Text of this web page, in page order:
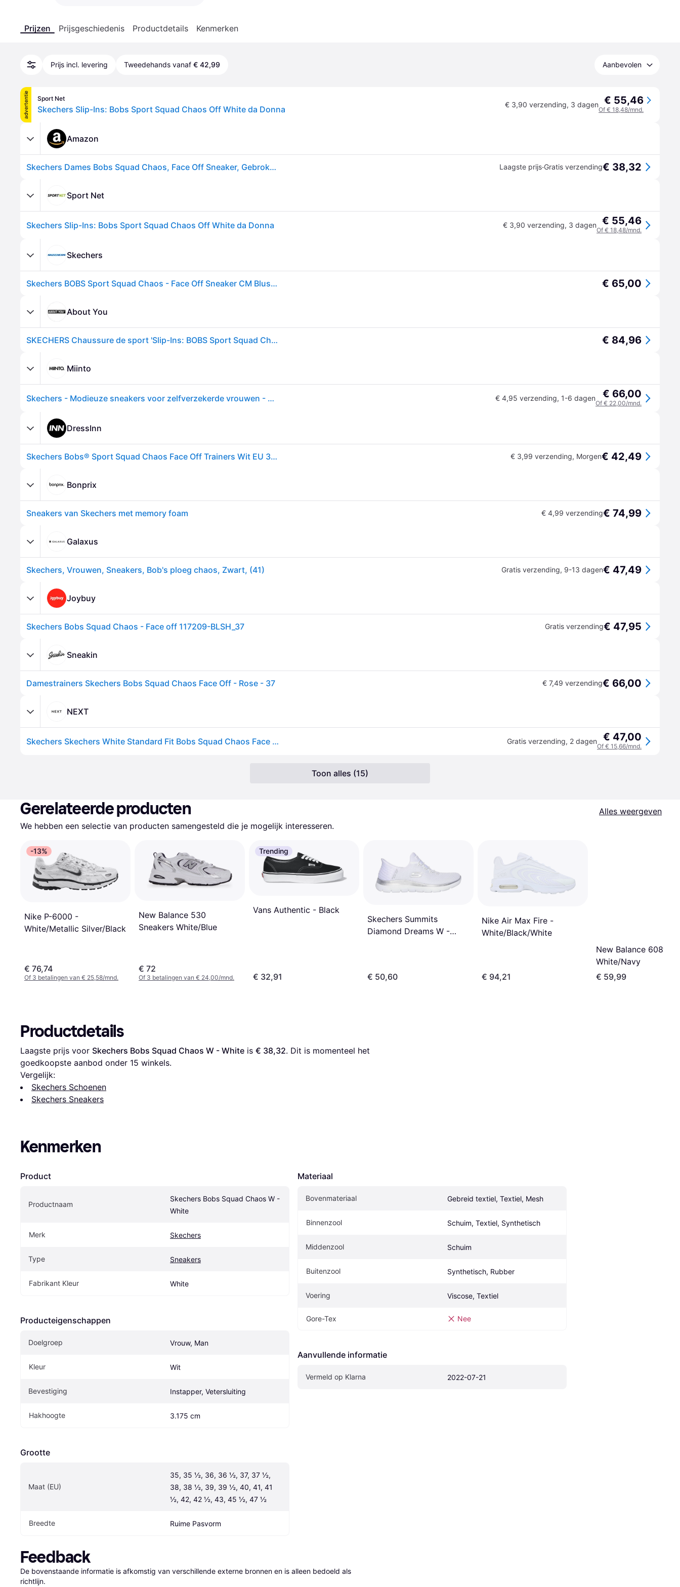
Prijzen Prijsgeschiedenis Productdetails Kenmerken
Prijs incl. levering Tweedehands vanaf € 42,99 Aanbevolen
advertentie Sport Net
Skechers Slip-Ins: Bobs Sport Squad Chaos Off White da Donna € 3,90 verzending, 3 dagen € 55,46
Of € 18,48/mnd.
Amazon
Skechers Dames Bobs Squad Chaos, Face Off Sneaker, Gebroken Wit, 40.5 EU Laagste prijs·Gratis verzending€ 38,32
Sport Net
Skechers Slip-Ins: Bobs Sport Squad Chaos Off White da Donna € 3,90 verzending, 3 dagen € 55,46
Of € 18,48/mnd.
Skechers
Skechers BOBS Sport Squad Chaos - Face Off Sneaker CM Blush Roze, Maat 41, Vegan € 65,00
About You
SKECHERS Chaussure de sport 'Slip-Ins: BOBS Sport Squad Chaos - Current Muse' blanc € 84,96
Miinto
Skechers - Modieuze sneakers voor zelfverzekerde vrouwen - Dames - Schoenen - Zwart - Maat: 37 EU € 4,95 verzending, 1-6 dagen € 66,00
Of € 22,00/mnd.
DressInn
Skechers Bobs® Sport Squad Chaos Face Off Trainers Wit EU 37 Vrouw € 3,99 verzending, Morgen€ 42,49
Bonprix
Sneakers van Skechers met memory foam € 4,99 verzending€ 74,99
Galaxus
Skechers, Vrouwen, Sneakers, Bob's ploeg chaos, Zwart, (41) Gratis verzending, 9-13 dagen€ 47,49
Joybuy
Skechers Bobs Squad Chaos - Face off 117209-BLSH_37 Gratis verzending€ 47,95
Sneakin
Damestrainers Skechers Bobs Squad Chaos Face Off - Rose - 37 € 7,49 verzending€ 66,00
NEXT
Skechers Skechers White Standard Fit Bobs Squad Chaos Face Off Trainers Gratis verzending, 2 dagen € 47,00
Of € 15,66/mnd.
Toon alles (15)
Gerelateerde producten
Alles weergeven
We hebben een selectie van producten samengesteld die je mogelijk interesseren.
-13%
Nike P-6000 -
White/Metallic Silver/Black
€ 76,74
Of 3 betalingen van € 25,58/mnd.
New Balance 530
Sneakers White/Blue
€ 72
Of 3 betalingen van € 24,00/mnd.
Trending
Vans Authentic - Black
€ 32,91
Skechers Summits
Diamond Dreams W -
€ 50,60
Nike Air Max Fire -
White/Black/White
€ 94,21
New Balance 608v5 -
White/Navy
€ 59,99
Productdetails
Laagste prijs voor Skechers Bobs Squad Chaos W - White is € 38,32. Dit is momenteel het
goedkoopste aanbod onder 15 winkels.
Vergelijk:
Skechers Schoenen
Skechers Sneakers
Kenmerken
Product
Productnaam
Skechers Bobs Squad Chaos W -
White
Merk Skechers
Type Sneakers
Fabrikant Kleur White
Producteigenschappen
Doelgroep Vrouw, Man
Kleur Wit
Bevestiging Instapper, Vetersluiting
Hakhoogte 3.175 cm
Grootte
Maat (EU)
35, 35 ½, 36, 36 ½, 37, 37 ½,
38, 38 ½, 39, 39 ½, 40, 41, 41
½, 42, 42 ½, 43, 45 ½, 47 ½
Breedte Ruime Pasvorm
Materiaal
Bovenmateriaal Gebreid textiel, Textiel, Mesh
Binnenzool Schuim, Textiel, Synthetisch
Middenzool Schuim
Buitenzool Synthetisch, Rubber
Voering Viscose, Textiel
Gore-Tex Nee
Aanvullende informatie
Vermeld op Klarna 2022-07-21
Feedback
De bovenstaande informatie is afkomstig van verschillende externe bronnen en is alleen bedoeld als
richtlijn.